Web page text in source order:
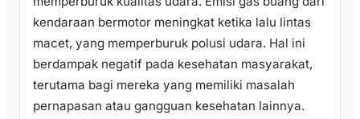
kendaraan bermotor meningkat ketika lalu lintas
macet, yang memperburuk polusi udara. Hal ini
berdampak negatif pada kesehatan masyarakat,
terutama bagi mereka yang memiliki masalah
pernapasan atau gangguan kesehatan lainnya.